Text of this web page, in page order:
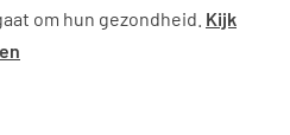
om hun gezondheid. Kijk